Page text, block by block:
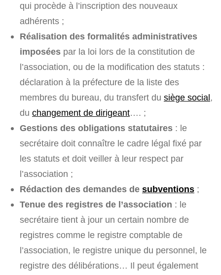
qui procède à l’inscription des nouveaux
adhérents ;
Réalisation des formalités administratives
imposées par la loi lors de la constitution de
l’association, ou de la modification des statuts :
déclaration à la préfecture de la liste des
membres du bureau, du transfert du siège social,
du changement de dirigeant…. ;
Gestions des obligations statutaires : le
secrétaire doit connaître le cadre légal fixé par
les statuts et doit veiller à leur respect par
l’association ;
Rédaction des demandes de subventions ;
Tenue des registres de l’association : le
secrétaire tient à jour un certain nombre de
registres comme le registre comptable de
l’association, le registre unique du personnel, le
registre des délibérations… Il peut également